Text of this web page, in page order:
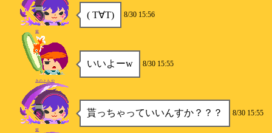
( T∀T) 8/30 15:56
紫
いいよーw 8/30 15:55
きのともや
貰っちゃっていいんすか？？？ 8/30 15:55
紫